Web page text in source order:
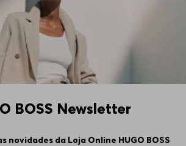
BOSS Newsletter
novidades da Loja Online HUGO BOSS